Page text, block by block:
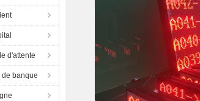
d'attente
de banque